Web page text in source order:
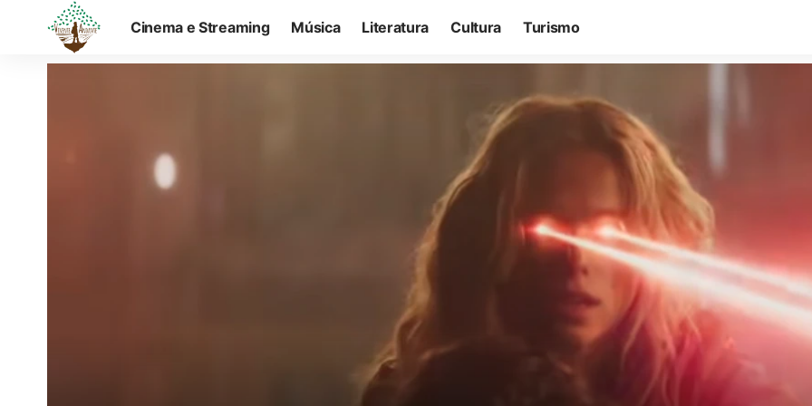
Cinema e Streaming Música Literatura Cultura Turismo